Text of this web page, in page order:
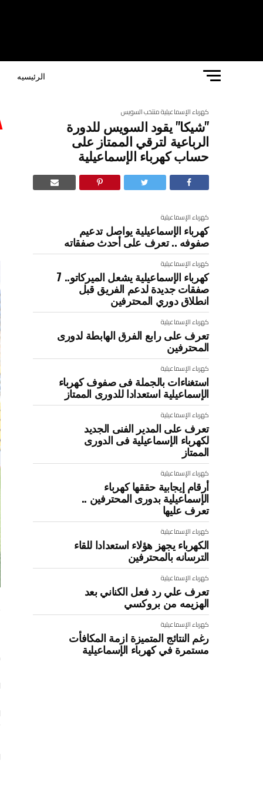
الرئيسيه
كهرباء الإسماعيليةمنتخب السويس
"شيكا" يقود السويس للدورة
الرباعية لترقي الممتاز على
حساب كهرباء الإسماعيلية
كهرباء الإسماعيلية
كهرباء الإسماعيلية يواصل تدعيم
صفوفه .. تعرف على أحدث صفقاته
كهرباء الإسماعيلية
كهرباء الإسماعيلية يشعل الميركاتو.. 7
صفقات جديدة لدعم الفريق قبل
انطلاق دوري المحترفين
كهرباء الإسماعيلية
تعرف على رابع الفرق الهابطة لدورى
المحترفين
كهرباء الإسماعيلية
استغناءات بالجملة فى صفوف كهرباء
الإسماعيلية استعدادا للدورى الممتاز
كهرباء الإسماعيلية
تعرف على المدير الفنى الجديد
لكهرباء الإسماعيلية فى الدورى
الممتاز
كهرباء الإسماعيلية
أرقام إيجابية حققها كهرباء
الإسماعيلية بدورى المحترفين ..
تعرف عليها
كهرباء الإسماعيلية
الكهرباء يجهز هؤلاء استعدادا للقاء
الترسانه بالمحترفين
كهرباء الإسماعيلية
تعرف علي رد فعل الكناني بعد
الهزيمه من بروكسي
كهرباء الإسماعيلية
رغم النتائج المتميزة ازمة المكافأت
مستمرة في كهرباء الإسماعيلية